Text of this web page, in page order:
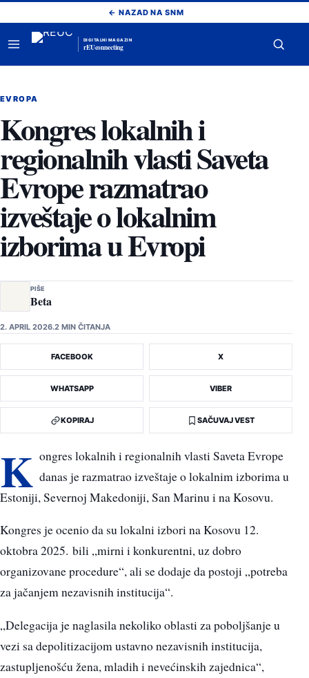
na
sadržaj
← NAZAD NA SNM
Otvori
meni
DIGITALNI MAGAZIN
rEUconnecting
EVROPA
Kongres lokalnih i
regionalnih vlasti Saveta
Evrope razmatrao
izveštaje o lokalnim
izborima u Evropi
PIŠE
Beta
2. APRIL 2026.2 MIN ČITANJA
FACEBOOK X
WHATSAPP VIBER
KOPIRAJ SAČUVAJ VEST
K ongres lokalnih i regionalnih vlasti Saveta Evrope
danas je razmatrao izveštaje o lokalnim izborima u
Estoniji, Severnoj Makedoniji, San Marinu i na Kosovu.
Kongres je ocenio da su lokalni izbori na Kosovu 12.
oktobra 2025. bili „mirni i konkurentni, uz dobro
organizovane procedure“, ali se dodaje da postoji „potreba
za jačanjem nezavisnih institucija“.
„Delegacija je naglasila nekoliko oblasti za poboljšanje u
vezi sa depolitizacijom ustavno nezavisnih institucija,
zastupljenošću žena, mladih i nevećinskih zajednica“,